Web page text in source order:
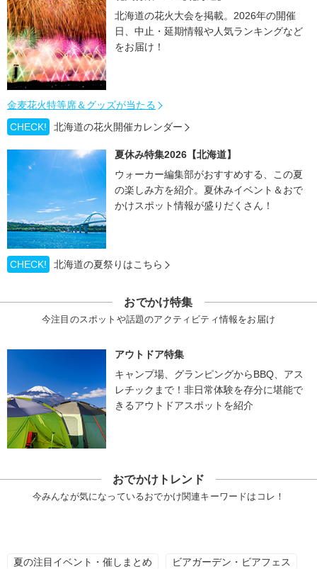
北海道の花火大会を掲載。2026年の開催
日、中止・延期情報や人気ランキングなど
をお届け！
金麦花火特等席＆グッズが当たる
CHECK!
北海道の花火開催カレンダー
夏休み特集2026【北海道】
ウォーカー編集部がおすすめする、この夏
の楽しみ方を紹介。夏休みイベント＆おで
かけスポット情報が盛りだくさん！
CHECK! 北海道の夏祭りはこちら
おでかけ特集
今注目のスポットや話題のアクティビティ情報をお届け
アウトドア特集
キャンプ場、グランピングからBBQ、アス
レチックまで！非日常体験を存分に堪能で
きるアウトドアスポットを紹介
おでかけトレンド
今みんなが気になっているおでかけ関連キーワードはコレ！
夏の注目イベント・催しまとめ ビアガーデン・ビアフェス